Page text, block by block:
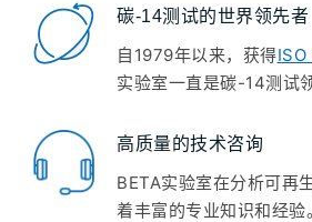
碳-14测试的世界领先者
自1979年以来，获得
实验室一直是碳-14测试
高质量的技术咨询
BETA实验室在分析可再
着丰富的专业知识和经